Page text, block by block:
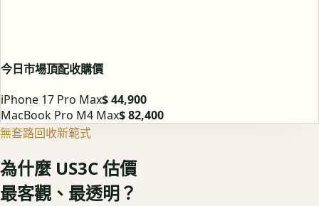
今日市場頂配收購價
iPhone 17 Pro Max$ 44,900
MacBook Pro M4 Max$ 82,400
無套路回收新範式
為什麼 US3C 估價
最客觀、最透明？